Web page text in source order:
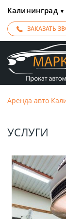
Калининград ▼
ЗАКАЗАТЬ
Аренда авто
УСЛУГИ